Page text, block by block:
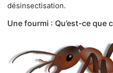
désinsectisation.
Une fourmi : Qu’est-ce que